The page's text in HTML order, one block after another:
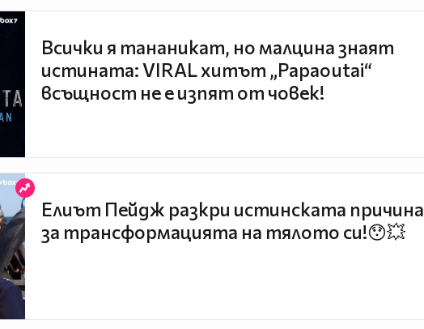
Всички я тананикат, но малцина знаят
истината: VIRAL хитът „Papaoutai“
всъщност не е изпят от човек!
Елиът Пейдж разкри истинската причина
за трансформацията на тялото си!😯💥